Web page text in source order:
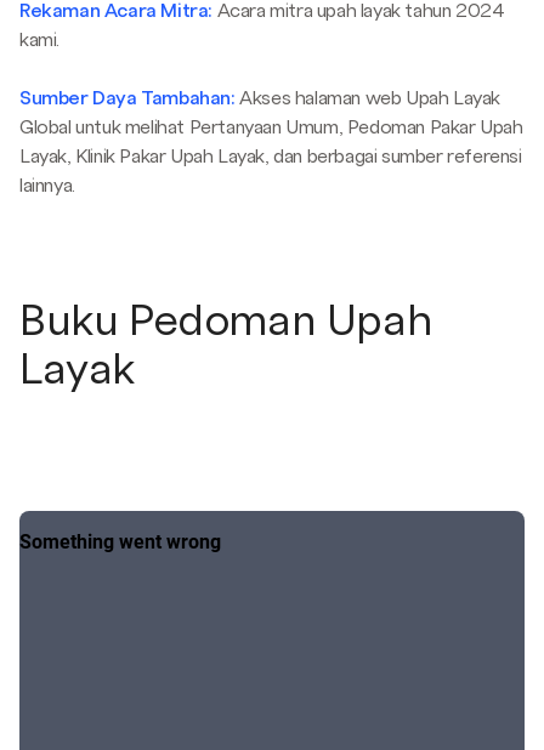
Rekaman Acara Mitra: Acara mitra upah layak tahun 2024
kami.
Sumber Daya Tambahan: Akses halaman web Upah Layak
Global untuk melihat Pertanyaan Umum, Pedoman Pakar Upah
Layak, Klinik Pakar Upah Layak, dan berbagai sumber referensi
lainnya.
Buku Pedoman Upah
Layak